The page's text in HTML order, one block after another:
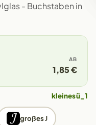
- Buchstaben in
AB
1,85 €
kleines ü_1
großes J